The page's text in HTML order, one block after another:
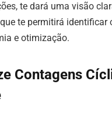
te dará uma visão
te permitirá identificar
e otimização.
Contagens